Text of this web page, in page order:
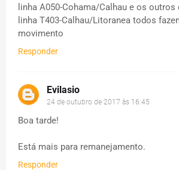
linha A050-Cohama/Calhau e os outros
linha T403-Calhau/Litoranea todos
movimento
Responder
Evilasio
24 de outubro de 2017 às 16:45
Boa tarde!
Está mais para remanejamento.
Responder